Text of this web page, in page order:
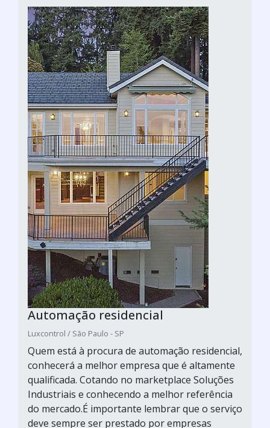
Automação residencial
Luxcontrol / São Paulo - SP
Quem está à procura de automação residencial,
conhecerá a melhor empresa que é altamente
qualificada. Cotando no marketplace Soluções
Industriais e conhecendo a melhor referência
do mercado.É importante lembrar que o serviço
deve sempre ser prestado por empresas